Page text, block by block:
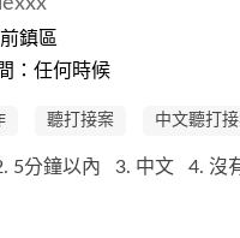
鎮區
：任何時候
聽打接案 中文聽打
5分鐘以內 3. 中文 4. 沒